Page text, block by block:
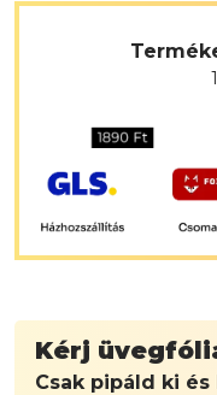
Kérj
Csak pipáld ki